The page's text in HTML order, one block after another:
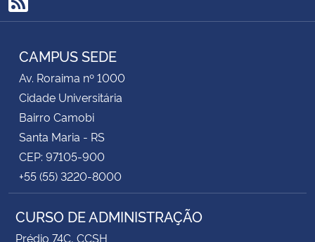
RSS
CAMPUS SEDE
Av. Roraima nº 1000
Cidade Universitária
Bairro Camobi
Santa Maria - RS
CEP: 97105-900
+55 (55) 3220-8000
CURSO DE ADMINISTRAÇÃO
Prédio 74C, CCSH